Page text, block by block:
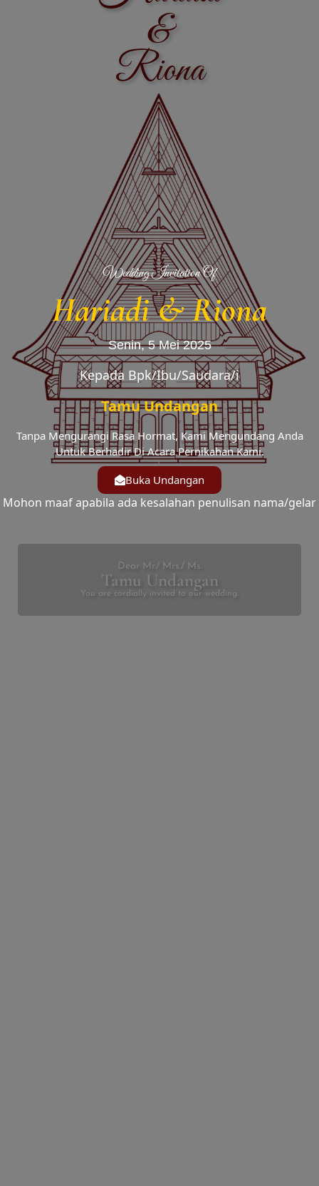
&
Riona
Dear Mr./ Mrs./ Ms.
Tamu Undangan
You are cordially invited to our wedding.
Wedding Invitation Of
Hariadi & Riona
Senin, 5 Mei 2025
Kepada Bpk/Ibu/Saudara/i
Tamu Undangan
Tanpa Mengurangi Rasa Hormat, Kami Mengundang Anda
Untuk Berhadir Di Acara Pernikahan Kami.
Buka Undangan
Mohon maaf apabila ada kesalahan penulisan nama/gelar